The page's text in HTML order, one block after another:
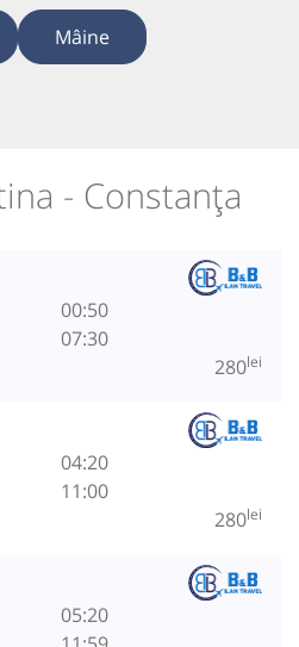
Mâine
- Constanța
00:50
07:30
280lei
04:20
11:00
280lei
05:20